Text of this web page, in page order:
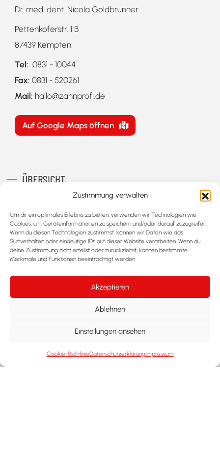
Zustimmung verwalten
Um dir ein optimales Erlebnis zu bieten, verwenden wir Technologien wie
Cookies, um Geräteinformationen zu speichern und/oder darauf zuzugreifen.
Wenn du diesen Technologien zustimmst, können wir Daten wie das
Surfverhalten oder eindeutige IDs auf dieser Website verarbeiten. Wenn du
deine Zustimmung nicht erteilst oder zurückziehst, können bestimmte
Merkmale und Funktionen beeinträchtigt werden.
Akzeptieren
Ablehnen
Einstellungen ansehen
Cookie-RichtlinieDatenschutzerklärungImpressum
Dr. med. dent. Nicola Goldbrunner
Pettenkoferstr. 1 B
87439 Kempten
Tel: 0831 - 10044
Fax: 0831 - 520261
Mail: hallo@zahnprofi.de
Auf Google Maps öffnen
ÜBERSICHT
Zahnreinigung
Wurzelbehandlung
Zahnersatz
MITGLIEDER BEI